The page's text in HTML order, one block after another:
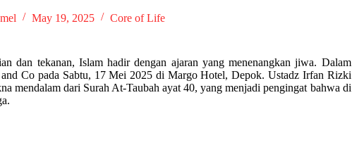
mel May 19, 2025 Core of Life
dan tekanan, Islam hadir dengan ajaran yang menenangkan jiwa. Dalam
Co pada Sabtu, 17 Mei 2025 di Margo Hotel, Depok. Ustadz Irfan Rizki
mendalam dari Surah At-Taubah ayat 40, yang menjadi pengingat bahwa di